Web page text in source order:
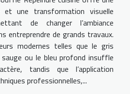
et une transformation visuelle
de changer l’ambiance
entreprendre de grands travaux.
modernes telles que le gris
ou le bleu profond insuffle
tandis que l’application
professionnelles,...